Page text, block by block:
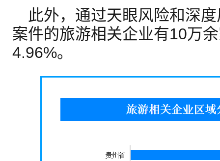
此外，通过天眼风险和深
案件的旅游相关企业有10万
4.96%。